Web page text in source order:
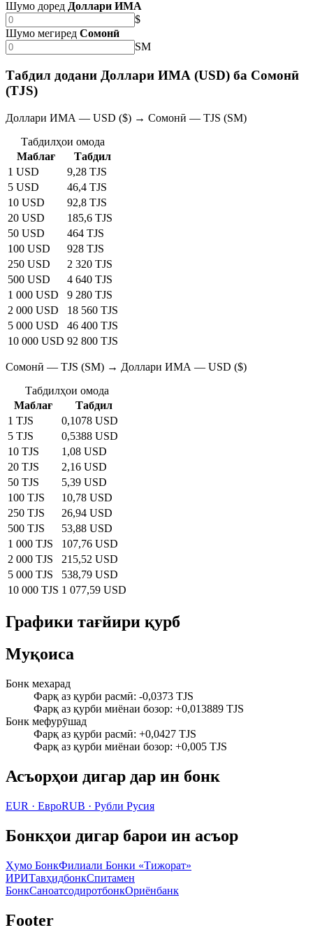
Шумо доред Доллари ИМА
$
Шумо мегиред Сомонӣ
SM
Табдил додани Доллари ИМА (USD) ба Сомонӣ
(TJS)
Доллари ИМА — USD ($) → Сомонӣ — TJS (SM)
Табдилҳои омода
Маблағ
Табдил
1 USD
9,28 TJS
5 USD
46,4 TJS
10 USD
92,8 TJS
20 USD
185,6 TJS
50 USD
464 TJS
100 USD
928 TJS
250 USD
2 320 TJS
500 USD
4 640 TJS
1 000 USD
9 280 TJS
2 000 USD
18 560 TJS
5 000 USD
46 400 TJS
10 000 USD 92 800 TJS
Сомонӣ — TJS (SM) → Доллари ИМА — USD ($)
Табдилҳои омода
Маблағ
Табдил
1 TJS
0,1078 USD
5 TJS
0,5388 USD
10 TJS
1,08 USD
20 TJS
2,16 USD
50 TJS
5,39 USD
100 TJS
10,78 USD
250 TJS
26,94 USD
500 TJS
53,88 USD
1 000 TJS
107,76 USD
2 000 TJS
215,52 USD
5 000 TJS
538,79 USD
10 000 TJS 1 077,59 USD
Графики тағйири қурб
Муқоиса
Бонк мехарад
Фарқ аз қурби расмӣ: -0,0373 TJS
Фарқ аз қурби миёнаи бозор: +0,013889 TJS
Бонк мефурӯшад
Фарқ аз қурби расмӣ: +0,0427 TJS
Фарқ аз қурби миёнаи бозор: +0,005 TJS
Асъорҳои дигар дар ин бонк
EUR · ЕвроRUB · Рубли Русия
Бонкҳои дигар барои ин асъор
Ҳумо БонкФилиали Бонки «Тижорат»
ИРИТавҳидбонкСпитамен
БонкСаноатсодиротбонкОриёнбанк
Footer